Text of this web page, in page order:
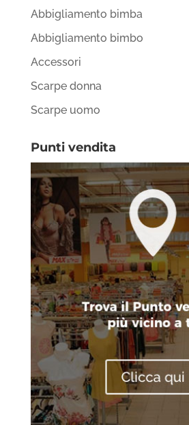
Abbigliamento bimba
Abbigliamento bimbo
Accessori
Scarpe donna
Scarpe uomo
Punti vendita